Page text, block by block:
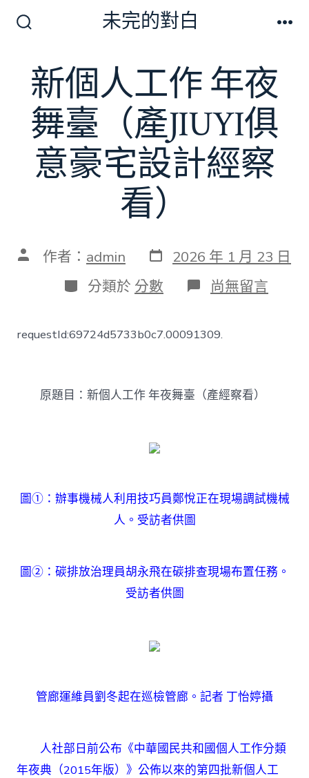
切
換
開
關
未完的對白
新個人工作 年夜
舞臺（產JIUYI俱
意豪宅設計經察
看）
文 作者： admin 發
表
日
期
2026 年 1 月 23 日
分
類
分類於 分數 在
〈新
人
工
舞
宅
設
看）〉
中
尚無留言
requestId:69724d5733b0c7.00091309.
原題目：新個人工作 年夜舞臺（產經察看）
圖①：辦事機械人利用技巧員鄭悅正在現場調試機械
人。受訪者供圖
圖②：碳排放治理員胡永飛在碳排查現場布置任務。
受訪者供圖
管廊運維員劉冬起在巡檢管廊。記者 丁怡婷攝
人社部日前公布《中華國民共和國個人工作分類
年夜典（2015年版）》公佈以來的第四批新個人工